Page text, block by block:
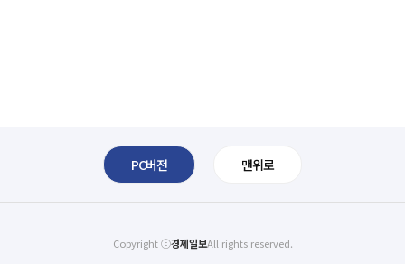
PC버전 맨위로
Copyright ⓒ경제일보All rights reserved.